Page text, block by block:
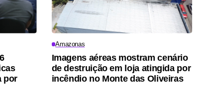
por
Amazonas
Imagens aéreas mostram cenário
de destruição em loja atingida por
incêndio no Monte das Oliveiras